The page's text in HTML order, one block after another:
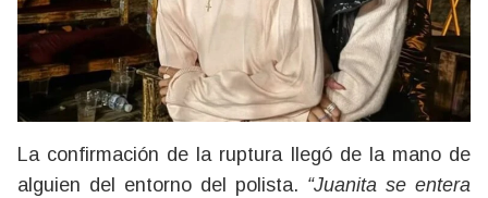
La confirmación de la ruptura llegó de la mano de
alguien del entorno del polista. “Juanita se entera